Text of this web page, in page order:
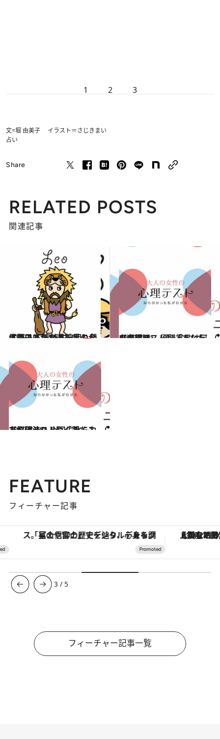
1 2 3
文=堀 由美子 イラスト＝さじきまい
占い
Share
RELATED POSTS
関連記事
2019.10.26
【獅子座】11月前半の全体運は？ 気持ちを切り替えることが幸運を呼ぶ
占い 2019.7.21
【心理テスト】「あなたの幸福観」 優勝賞品は何を選ぶ？
占い
2019.7.28
【心理テスト】「落ちこみ解消法」 上司に叱られたら何とつぶやく？
占い
FEATURE
フィーチャー記事
「星のや富士」でデジタルデトックス。冨士信仰の歴史を辿り、心身を調える。 【銀座で出合う最旬美容】美髪ケアや上質
3 / 5
フィーチャー記事一覧